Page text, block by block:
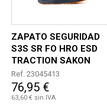
ZAPATO SEGURIDAD
S3S SR FO HRO ESD
TRACTION SAKON
TALLA 44
Ref. 23045413
76,95 €
63,60 € sin IVA